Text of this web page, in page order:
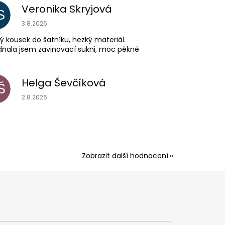
Veronika Skryjová
Hodnocení obchodu je 5 z 5 hvězdiček.
3.8.2026
kousek do šatníku, hezký materiál.
jsem zavinovací sukni, moc pěkně
Helga Ševčíková
Hodnocení obchodu je 5 z 5 hvězdiček.
2.8.2026
Zobrazit další hodnocení